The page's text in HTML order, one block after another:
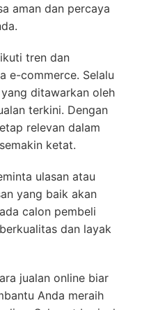
aman dan percaya
tren dan
e-commerce. Selalu
ditawarkan oleh
terkini. Dengan
relevan dalam
ketat.
ulasan atau
yang baik akan
calon pembeli
dan layak
jualan online biar
Anda meraih